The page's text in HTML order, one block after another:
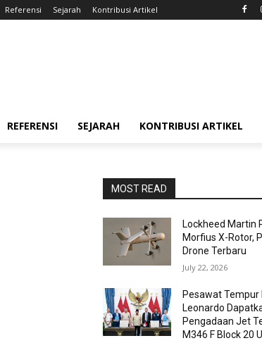
Referensi Sejarah Kontribusi Artikel
REFERENSI SEJARAH KONTRIBUSI ARTIKEL
MOST READ
Lockheed Martin
Morfius X-Rotor,
Drone Terbaru
July 22, 2026
Pesawat Tempur
Leonardo
Pengadaan Jet
M346 F Block 20